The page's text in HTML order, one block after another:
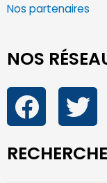
Nos partenaires
NOS